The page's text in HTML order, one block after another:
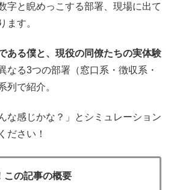
字と睨めっこする部署、現場に出て
ます。
ある僕と、現役の同僚たちの実体験
なる3つの部署（窓口系・徴収系・
列で紹介。
な感じかな？」とシミュレーション
ださい！
の記事の概要